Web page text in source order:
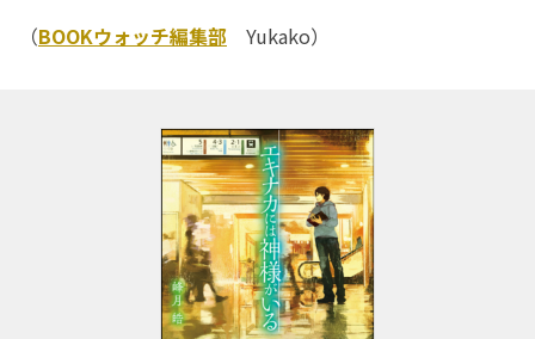
（BOOKウォッチ編集部 Yukako）